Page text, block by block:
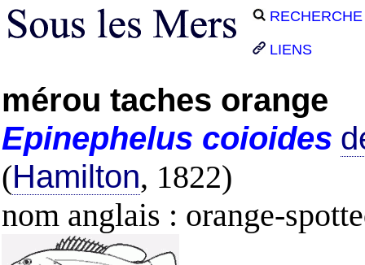
RECHERCHE
LIENS
mérou taches orange
Epinephelus coioides
(Hamilton, 1822)
nom anglais : orange-